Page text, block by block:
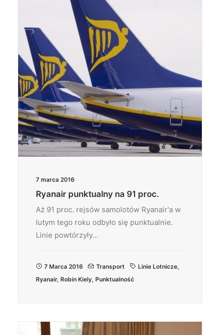
7 marca 2016
Ryanair punktualny na 91 proc.
Aż 91 proc. rejsów samolotów Ryanair'a w
lutym tego roku odbyło się punktualnie.
Linie powtórzyły…
7 Marca 2016 Transport Linie Lotnicze,
Ryanair, Robin Kiely, Punktualność